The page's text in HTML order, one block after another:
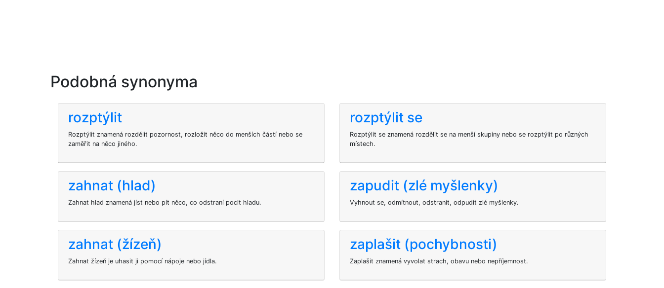
Podobná synonyma
rozptýlit
Rozptýlit znamená rozdělit pozornost, rozložit něco do menších částí nebo se
zaměřit na něco jiného.
rozptýlit se
Rozptýlit se znamená rozdělit se na menší skupiny nebo se rozptýlit po různých
místech.
zahnat (hlad)
Zahnat hlad znamená jíst nebo pít něco, co odstraní pocit hladu.
zapudit (zlé myšlenky)
Vyhnout se, odmítnout, odstranit, odpudit zlé myšlenky.
zahnat (žízeň)
Zahnat žízeň je uhasit ji pomocí nápoje nebo jídla.
zaplašit (pochybnosti)
Zaplašit znamená vyvolat strach, obavu nebo nepříjemnost.